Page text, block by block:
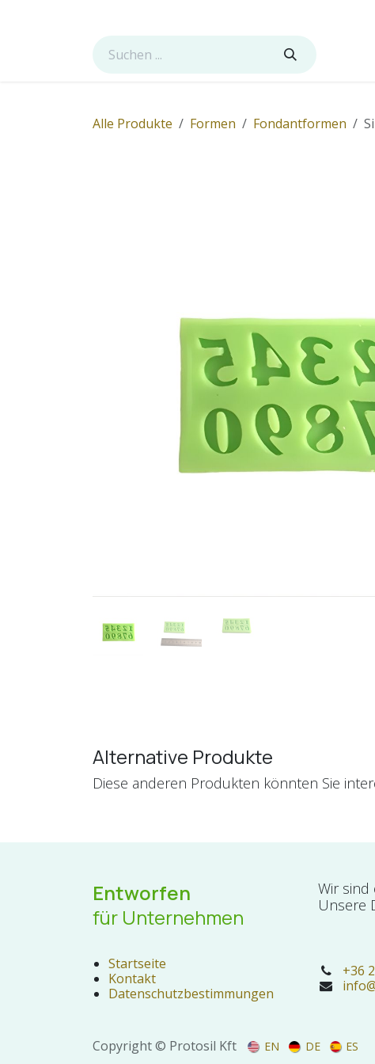
Alle Produkte Formen Fondantformen
Alternative Produkte
Diese anderen Produkten könnten Sie
Entworfen
für Unternehmen
Wir sind
Unsere
Startseite
Kontakt
Datenschutzbestimmungen
+36
Copyright © Protosil Kft EN DE ES